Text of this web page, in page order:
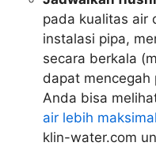
pada kualitas air
instalasi pipa,
secara berkala
dapat mencegah
Anda bisa
air lebih
klin-water.com